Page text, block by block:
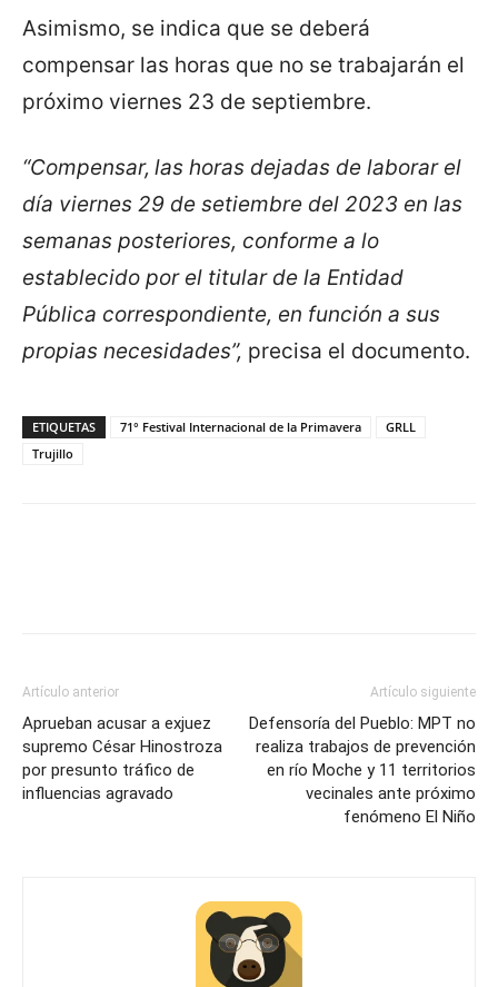
Asimismo, se indica que se deberá
compensar las horas que no se trabajarán el
próximo viernes 23 de septiembre.
“Compensar, las horas dejadas de laborar el
día viernes 29 de setiembre del 2023 en las
semanas posteriores, conforme a lo
establecido por el titular de la Entidad
Pública correspondiente, en función a sus
propias necesidades”, precisa el documento.
ETIQUETAS 71° Festival Internacional de la Primavera
GRLL
Trujillo
Artículo anterior
Aprueban acusar a exjuez
supremo César Hinostroza
por presunto tráfico de
influencias agravado
Artículo siguiente
Defensoría del Pueblo: MPT no
realiza trabajos de prevención
en río Moche y 11 territorios
vecinales ante próximo
fenómeno El Niño